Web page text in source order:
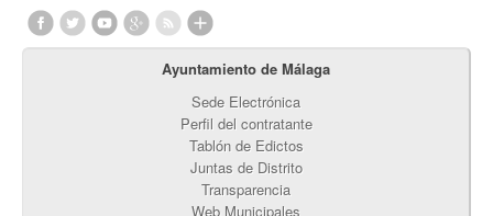
Ayuntamiento de Málaga
Sede Electrónica
Perfil del contratante
Tablón de Edictos
Juntas de Distrito
Transparencia
Web Municipales